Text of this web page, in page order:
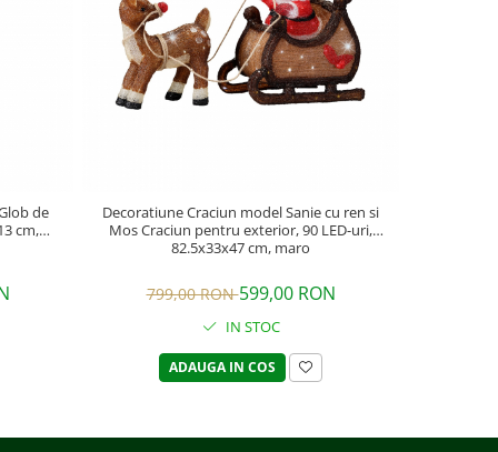
de
cm,
Decoratiune Craciun model Sanie cu ren si
Mos Craciun pentru exterior, 90 LED-uri,
82.5x33x47 cm, maro
799,00 RON599,00 RON
IN STOC
ADAUGA IN COS